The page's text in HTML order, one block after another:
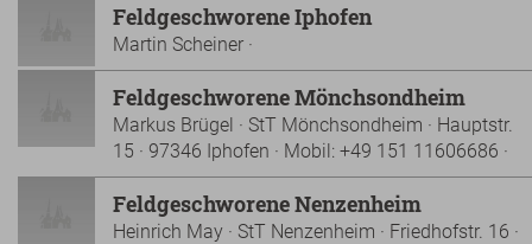
Feldgeschworene Iphofen
Martin Scheiner ·
Feldgeschworene Mönchsondheim
Markus Brügel · StT Mönchsondheim · Hauptstr.
15 · 97346 Iphofen · Mobil: +49 151 11606686 ·
Feldgeschworene Nenzenheim
Heinrich May · StT Nenzenheim · Friedhofstr. 16 ·